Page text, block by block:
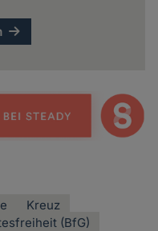
Kreuz
(BfG)